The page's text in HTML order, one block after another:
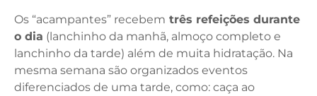
Os “acampantes” recebem três refeições durante
o dia (lanchinho da manhã, almoço completo e
lanchinho da tarde) além de muita hidratação. Na
mesma semana são organizados eventos
diferenciados de uma tarde, como: caça ao